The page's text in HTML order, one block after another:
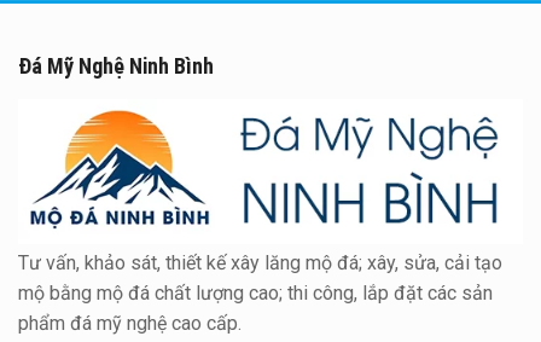
Đá Mỹ Nghệ Ninh Bình
Tư vấn, khảo sát, thiết kế xây lăng mộ đá; xây, sửa, cải tạo
mộ bằng mộ đá chất lượng cao; thi công, lắp đặt các sản
phẩm đá mỹ nghệ cao cấp.